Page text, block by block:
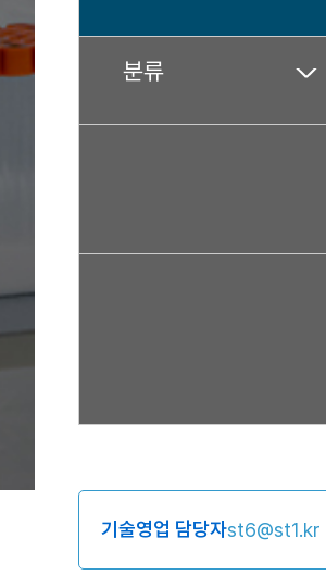
분류
기술영업 담당자st6@st1.kr